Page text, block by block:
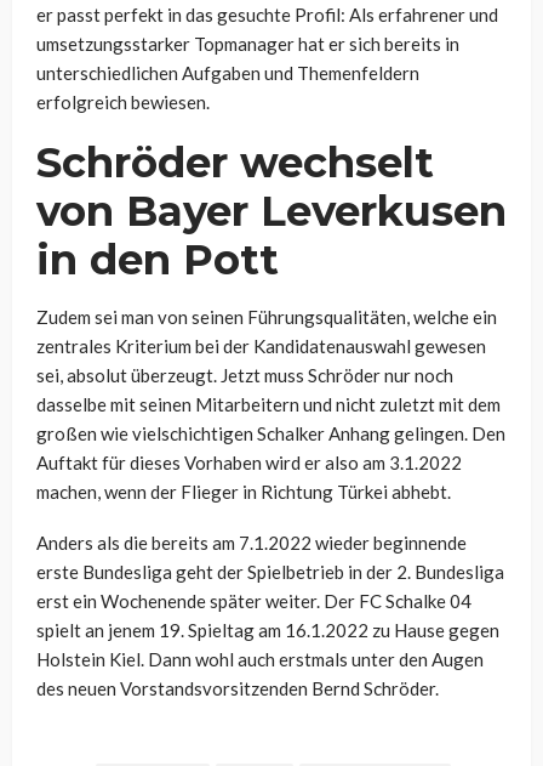
er passt perfekt in das gesuchte Profil: Als erfahrener und
umsetzungsstarker Topmanager hat er sich bereits in
unterschiedlichen Aufgaben und Themenfeldern
erfolgreich bewiesen.
Schröder wechselt
von Bayer Leverkusen
in den Pott
Zudem sei man von seinen Führungsqualitäten, welche ein
zentrales Kriterium bei der Kandidatenauswahl gewesen
sei, absolut überzeugt. Jetzt muss Schröder nur noch
dasselbe mit seinen Mitarbeitern und nicht zuletzt mit dem
großen wie vielschichtigen Schalker Anhang gelingen. Den
Auftakt für dieses Vorhaben wird er also am 3.1.2022
machen, wenn der Flieger in Richtung Türkei abhebt.
Anders als die bereits am 7.1.2022 wieder beginnende
erste Bundesliga geht der Spielbetrieb in der 2. Bundesliga
erst ein Wochenende später weiter. Der FC Schalke 04
spielt an jenem 19. Spieltag am 16.1.2022 zu Hause gegen
Holstein Kiel. Dann wohl auch erstmals unter den Augen
des neuen Vorstandsvorsitzenden Bernd Schröder.